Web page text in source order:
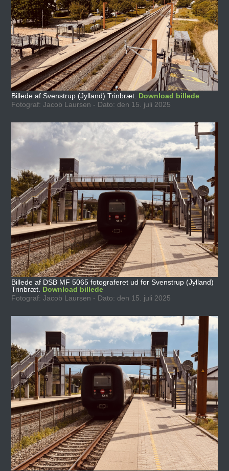
Billede af Svenstrup (Jylland) Trinbræt. Download billede
Fotograf: Jacob Laursen - Dato: den 15. juli 2025
Billede af DSB MF 5065 fotograferet ud for Svenstrup (Jylland)
Trinbræt. Download billede
Fotograf: Jacob Laursen - Dato: den 15. juli 2025